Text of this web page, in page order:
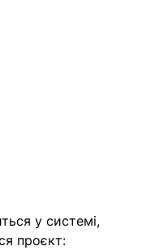
у системі,
проєкт: